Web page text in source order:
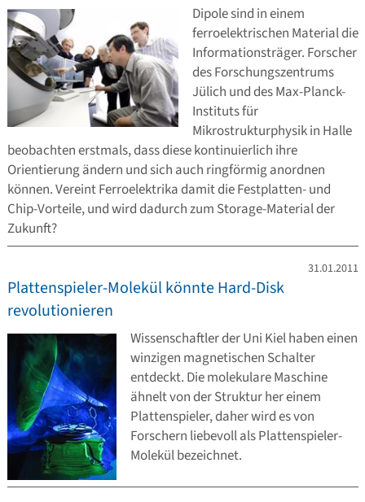
Dipole sind in einem
ferroelektrischen Material die
Informationsträger. Forscher
des Forschungszentrums
Jülich und des Max-Planck-
Instituts für
Mikrostrukturphysik in Halle
beobachten erstmals, dass diese kontinuierlich ihre
Orientierung ändern und sich auch ringförmig anordnen
können. Vereint Ferroelektrika damit die Festplatten- und
Chip-Vorteile, und wird dadurch zum Storage-Material der
Zukunft?
31.01.2011
Plattenspieler-Molekül könnte Hard-Disk
revolutionieren
Wissenschaftler der Uni Kiel haben einen
winzigen magnetischen Schalter
entdeckt. Die molekulare Maschine
ähnelt von der Struktur her einem
Plattenspieler, daher wird es von
Forschern liebevoll als Plattenspieler-
Molekül bezeichnet.